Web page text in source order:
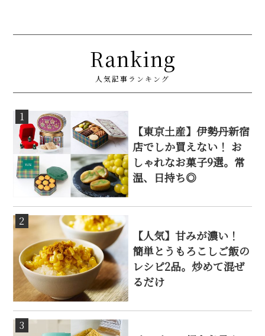
Ranking
人気記事ランキング
1
【東京土産】伊勢丹新宿
店でしか買えない！ お
しゃれなお菓子9選。常
温、日持ち◎
2
【人気】甘みが濃い！
簡単とうもろこしご飯の
レシピ2品。炒めて混ぜ
るだけ
3